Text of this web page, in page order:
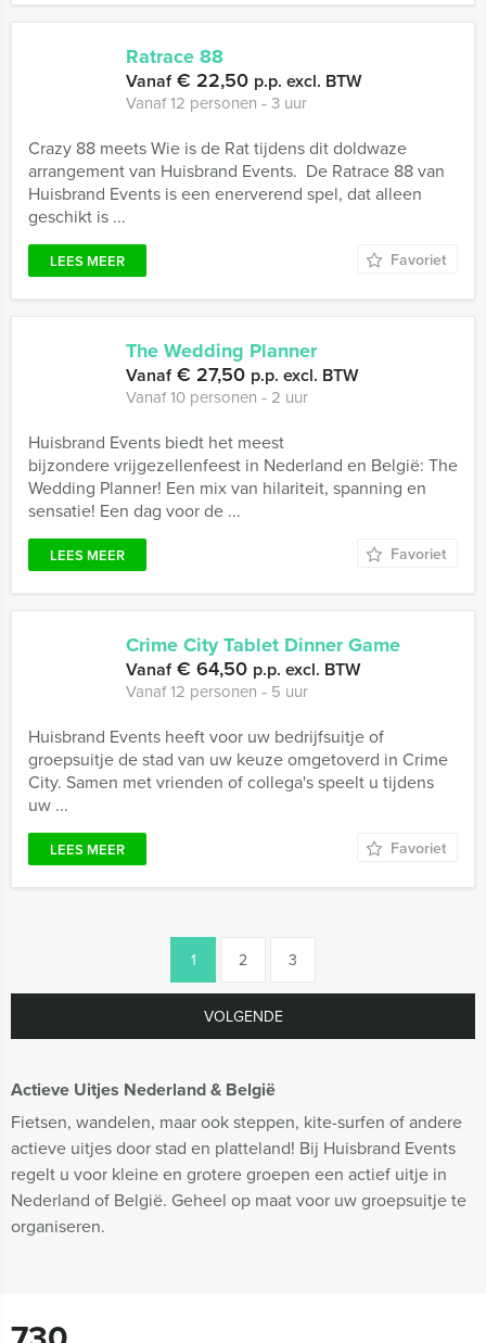
Actieve Uitjes Nederland & België
Fietsen, wandelen, maar ook steppen, kite-surfen of andere
actieve uitjes door stad en platteland! Bij Huisbrand Events
regelt u voor kleine en grotere groepen een actief uitje in
Nederland of België. Geheel op maat voor uw groepsuitje te
organiseren.
Ratrace 88
Vanaf€ 22,50 p.p. excl. BTW
Vanaf 12 personen ‐ 3 uur
Crazy 88 meets Wie is de Rat tijdens dit doldwaze
arrangement van Huisbrand Events. De Ratrace 88 van
Huisbrand Events is een enerverend spel, dat alleen
geschikt is ...
LEES MEER Favoriet
The Wedding Planner
Vanaf€ 27,50 p.p. excl. BTW
Vanaf 10 personen ‐ 2 uur
Huisbrand Events biedt het meest
bijzondere vrijgezellenfeest in Nederland en België: The
Wedding Planner! Een mix van hilariteit, spanning en
sensatie! Een dag voor de ...
LEES MEER Favoriet
Crime City Tablet Dinner Game
Vanaf€ 64,50 p.p. excl. BTW
Vanaf 12 personen ‐ 5 uur
Huisbrand Events heeft voor uw bedrijfsuitje of
groepsuitje de stad van uw keuze omgetoverd in Crime
City. Samen met vrienden of collega's speelt u tijdens
uw ...
LEES MEER Favoriet
1 2 3
VOLGENDE